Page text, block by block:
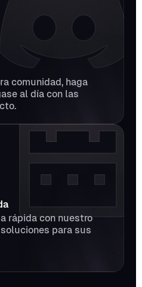
comunidad, haga
al día con las
rápida con nuestro
para sus